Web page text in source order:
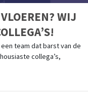
WIJ
team dat barst van de
collega’s,